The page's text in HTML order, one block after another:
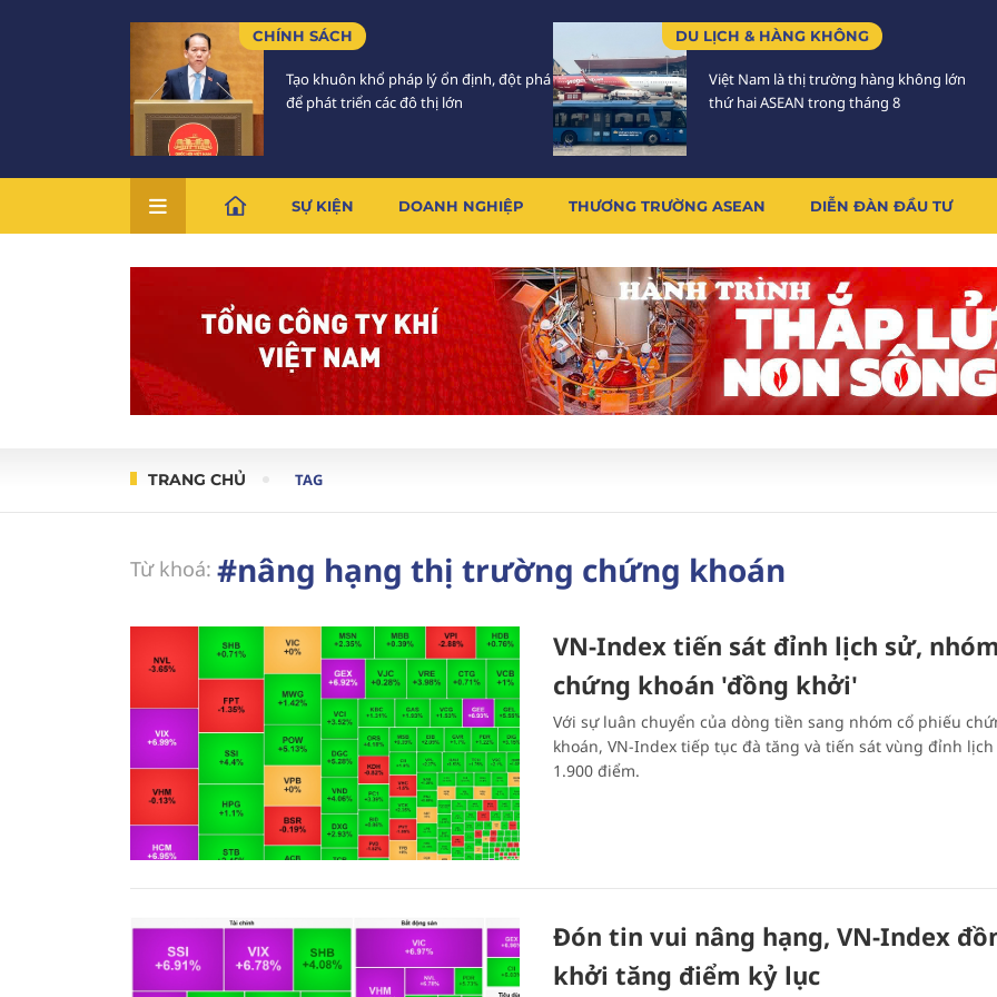
CHÍNH SÁCH
Tạo khuôn khổ pháp lý ổn định, đột phá
để phát triển các đô thị lớn
DU LỊCH & HÀNG KHÔNG
Việt Nam là thị trường hàng không lớn
thứ hai ASEAN trong tháng 8
SỰ KIỆN DOANH NGHIỆP THƯƠNG TRƯỜNG ASEAN DIỄN ĐÀN ĐẦU TƯ
TRANG CHỦ TAG
Từ khoá: #nâng hạng thị trường chứng khoán
VN-Index tiến sát đỉnh lịch sử, nhóm
chứng khoán 'đồng khởi'
Với sự luân chuyển của dòng tiền sang nhóm cổ phiếu
khoán, VN-Index tiếp tục đà tăng và tiến sát vùng đỉnh lịch
1.900 điểm.
Đón tin vui nâng hạng, VN-Index
khởi tăng điểm kỷ lục